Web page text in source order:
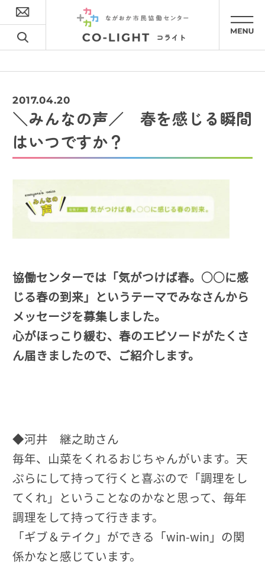
2017.04.20
＼みんなの声／ 春を感じる瞬間
はいつですか？
協働センターでは「気がつけば春。○○に感
じる春の到来」というテーマでみなさんから
メッセージを募集しました。
心がほっこり緩む、春のエピソードがたくさ
ん届きましたので、ご紹介します。
◆河井 継之助さん
毎年、山菜をくれるおじちゃんがいます。天
ぷらにして持って行くと喜ぶので「調理をし
てくれ」ということなのかなと思って、毎年
調理をして持って行きます。
「ギブ＆テイク」ができる「win-win」の関
係かなと感じています。